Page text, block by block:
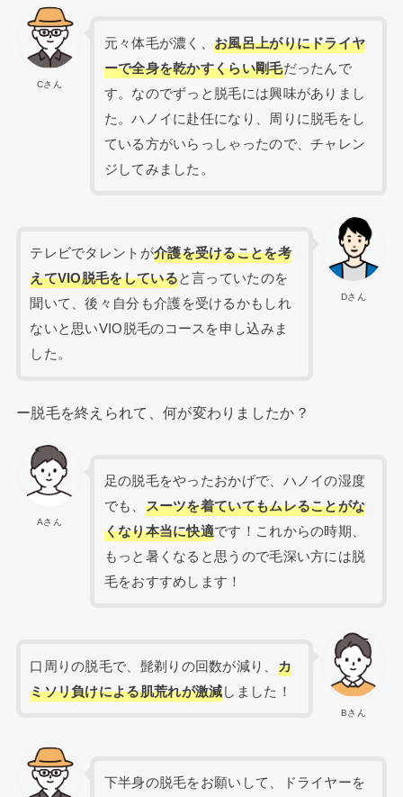
Cさん
元々体毛が濃く、お風呂上がりにドライヤ
ーで全身を乾かすくらい剛毛だったんで
す。なのでずっと脱毛には興味がありまし
た。ハノイに赴任になり、周りに脱毛をし
ている方がいらっしゃったので、チャレン
ジしてみました。
Dさん
テレビでタレントが介護を受けることを考
えてVIO脱毛をしていると言っていたのを
聞いて、後々自分も介護を受けるかもしれ
ないと思いVIO脱毛のコースを申し込みま
した。
ー脱毛を終えられて、何が変わりましたか？
Aさん
足の脱毛をやったおかげで、ハノイの湿度
でも、 スーツを着ていてもムレることがな
くなり本当に快適です！これからの時期、
もっと暑くなると思うので毛深い方には脱
毛をおすすめします！
Bさん
口周りの脱毛で、髭剃りの回数が減り、 カ
ミソリ負けによる肌荒れが激減しました！
下半身の脱毛をお願いして、ドライヤーを